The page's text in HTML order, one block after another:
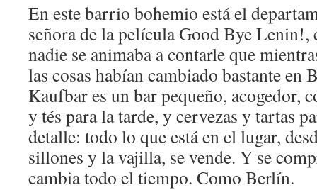
En este barrio bohemio está el
señora de la película Good Bye Lenin!,
nadie se animaba a contarle que
las cosas habían cambiado bastante en
Kaufbar es un bar pequeño, acogedor,
y tés para la tarde, y cervezas y tartas
detalle: todo lo que está en el lugar,
sillones y la vajilla, se vende. Y se
cambia todo el tiempo. Como Berlín.